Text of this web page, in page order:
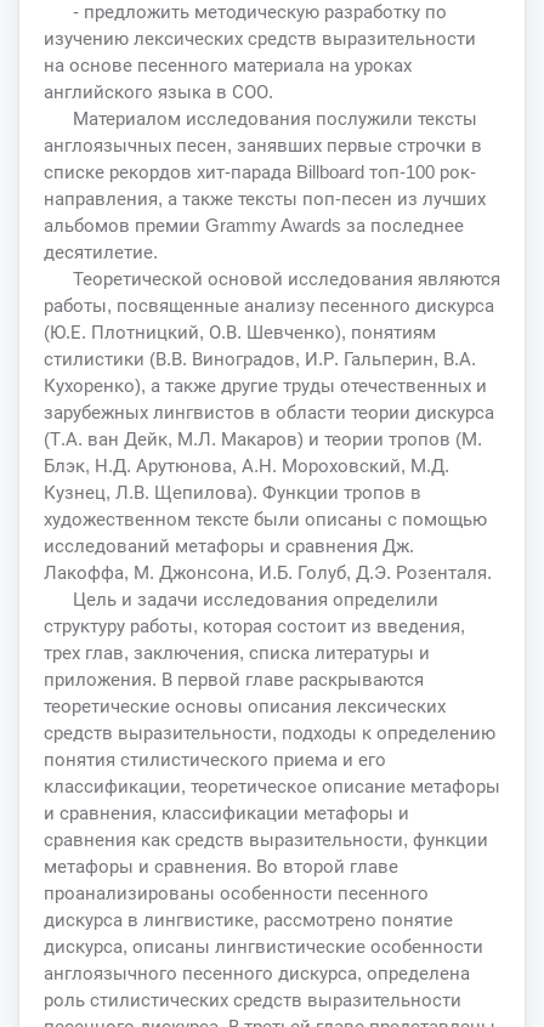
- предложить методическую разработку по
изучению лексических средств выразительности
на основе песенного материала на уроках
английского языка в СОО.
Материалом исследования послужили тексты
англоязычных песен, занявших первые строчки в
списке рекордов хит-парада Billboard топ-100 рок-
направления, а также тексты поп-песен из лучших
альбомов премии Grammy Awards за последнее
десятилетие.
Теоретической основой исследования являются
работы, посвященные анализу песенного дискурса
(Ю.Е. Плотницкий, О.В. Шевченко), понятиям
стилистики (В.В. Виноградов, И.Р. Гальперин, В.А.
Кухоренко), а также другие труды отечественных и
зарубежных лингвистов в области теории дискурса
(Т.А. ван Дейк, М.Л. Макаров) и теории тропов (М.
Блэк, Н.Д. Арутюнова, А.Н. Мороховский, М.Д.
Кузнец, Л.В. Щепилова). Функции тропов в
художественном тексте были описаны с помощью
исследований метафоры и сравнения Дж.
Лакоффа, М. Джонсона, И.Б. Голуб, Д.Э. Розенталя.
Цель и задачи исследования определили
структуру работы, которая состоит из введения,
трех глав, заключения, списка литературы и
приложения. В первой главе раскрываются
теоретические основы описания лексических
средств выразительности, подходы к определению
понятия стилистического приема и его
классификации, теоретическое описание метафоры
и сравнения, классификации метафоры и
сравнения как средств выразительности, функции
метафоры и сравнения. Во второй главе
проанализированы особенности песенного
дискурса в лингвистике, рассмотрено понятие
дискурса, описаны лингвистические особенности
англоязычного песенного дискурса, определена
роль стилистических средств выразительности